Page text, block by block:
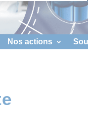
Nos actions